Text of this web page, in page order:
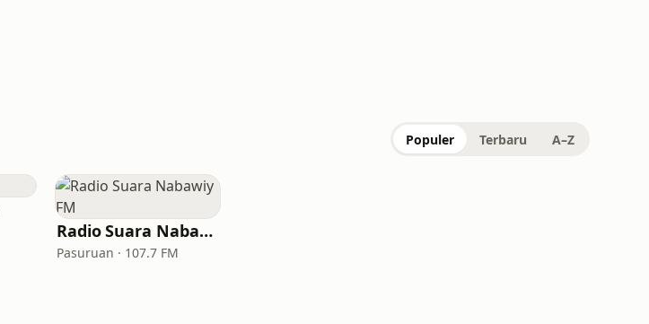
Populer Terbaru A–Z
Radio Suara Nabawiy FM
Pasuruan · 107.7 FM